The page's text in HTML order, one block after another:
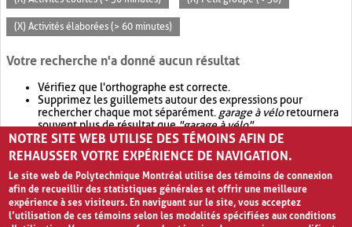
(X) Activités élaborées (> 60 minutes)
Votre recherche n'a donné aucun résultat
Vérifiez que l'orthographe est correcte.
Supprimez les guillemets autour des expressions pour
rechercher chaque mot séparément. garage à véloretournera
souvent plus de résultat que"garage à vélo".
Envisagez d'élargir votre recherche avec OR.garage OR vélo
retournera souvent plus de résultat quegarage à vélo
NOTRE SITE WEB UTILISE DES TÉMOINS AFIN DE
REHAUSSER VOTRE EXPÉRIENCE DE NAVIGATION.
Le site web de Polytechnique Montréal utilise des témoins de connexion
afin de recueillir des statistiques générales et offrir une meilleure
expérience à ses visiteurs. En naviguant sur le site, vous acceptez
l’utilisation de ces témoins selon les modalités spécifiées aux conditions